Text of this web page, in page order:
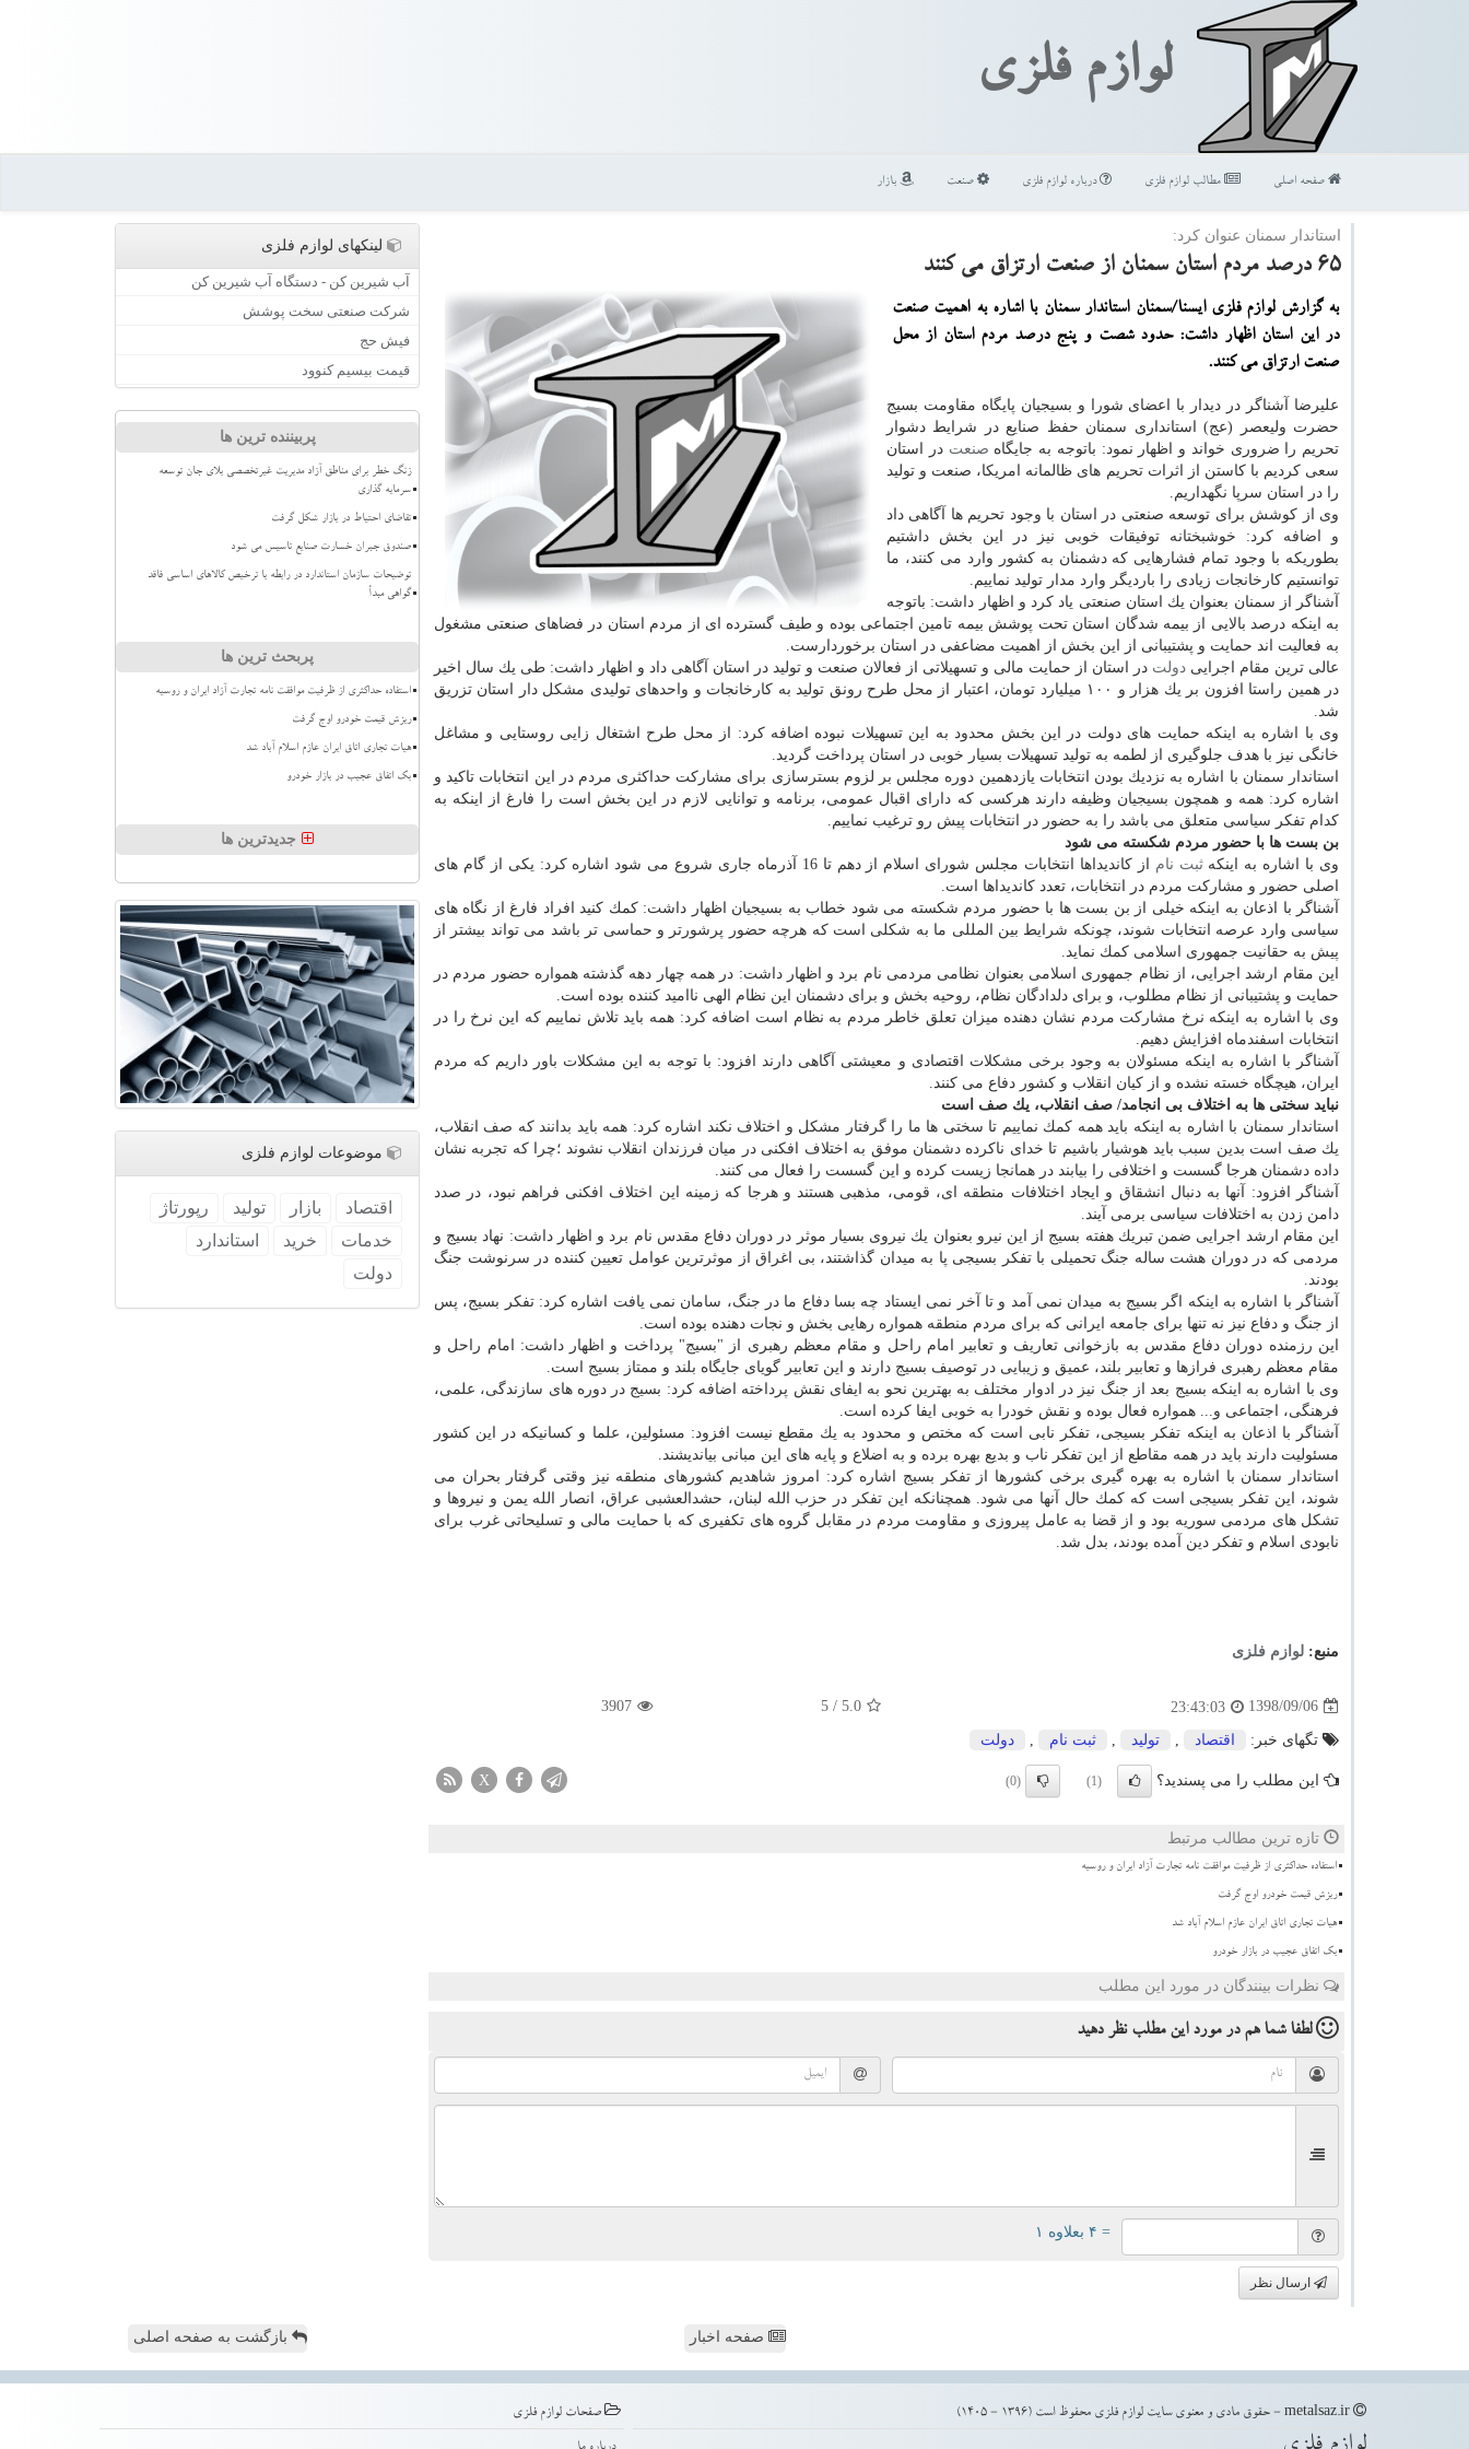
لوازم فلزی
صفحه اصلی مطالب لوازم فلزی درباره لوازم فلزی صنعت بازار
استاندار سمنان عنوان كرد:
65 درصد مردم استان سمنان از صنعت ارتزاق می كنند
به گزارش لوازم فلزی ایسنا/سمنان استاندار سمنان با اشاره به اهمیت صنعت
در این استان اظهار داشت: حدود شصت و پنج درصد مردم استان از محل
صنعت ارتزاق می كنند.
علیرضا آشناگر در دیدار با اعضای شورا و بسیجیان پایگاه مقاومت بسیج
حضرت ولیعصر (عج) استانداری سمنان حفظ صنایع در شرایط دشوار
تحریم را ضروری خواند و اظهار نمود: باتوجه به جایگاه صنعت در استان
سعی كردیم با كاستن از اثرات تحریم های ظالمانه امریكا، صنعت و تولید
را در استان سرپا نگهداریم.
وی از كوشش برای توسعه صنعتی در استان با وجود تحریم ها آگاهی داد
و اضافه كرد: خوشبختانه توفیقات خوبی نیز در این بخش داشتیم
بطوریكه با وجود تمام فشارهایی كه دشمنان به كشور وارد می كنند، ما
توانستیم كارخانجات زیادی را باردیگر وارد مدار تولید نماییم.
آشناگر از سمنان بعنوان یك استان صنعتی یاد كرد و اظهار داشت: باتوجه
به اینكه درصد بالایی از بیمه شدگان استان تحت پوشش بیمه تامین اجتماعی بوده و طیف گسترده ای از مردم استان در فضاهای صنعتی مشغول
به فعالیت اند حمایت و پشتیبانی از این بخش از اهمیت مضاعفی در استان برخوردارست.
عالی ترین مقام اجرایی دولت در استان از حمایت مالی و تسهیلاتی از فعالان صنعت و تولید در استان آگاهی داد و اظهار داشت: طی یك سال اخیر
در همین راستا افزون بر یك هزار و ۱۰۰ میلیارد تومان، اعتبار از محل طرح رونق تولید به كارخانجات و واحدهای تولیدی مشكل دار استان تزریق
شد.
وی با اشاره به اینكه حمایت های دولت در این بخش محدود به این تسهیلات نبوده اضافه كرد: از محل طرح اشتغال زایی روستایی و مشاغل
خانگی نیز با هدف جلوگیری از لطمه به تولید تسهیلات بسیار خوبی در استان پرداخت گردید.
استاندار سمنان با اشاره به نزدیك بودن انتخابات یازدهمین دوره مجلس بر لزوم بسترسازی برای مشاركت حداكثری مردم در این انتخابات تاكید و
اشاره كرد: همه و همچون بسیجیان وظیفه دارند هركسی كه دارای اقبال عمومی، برنامه و توانایی لازم در این بخش است را فارغ از اینكه به
كدام تفكر سیاسی متعلق می باشد را به حضور در انتخابات پیش رو ترغیب نماییم.
بن بست ها با حضور مردم شكسته می شود
وی با اشاره به اینكهثبت نام
از كاندیداها انتخابات مجلس شورای اسلام از دهم تا 16 آذرماه جاری شروع می شود اشاره كرد: یكی از گام های
اصلی حضور و مشاركت مردم در انتخابات، تعدد كاندیداها است.
آشناگر با اذعان به اینكه خیلی از بن بست ها با حضور مردم شكسته می شود خطاب به بسیجیان اظهار داشت: كمك كنید افراد فارغ از نگاه های
سیاسی وارد عرصه انتخابات شوند، چونكه شرایط بین المللی ما به شكلی است كه هرچه حضور پرشورتر و حماسی تر باشد می تواند بیشتر از
پیش به حقانیت جمهوری اسلامی كمك نماید.
این مقام ارشد اجرایی، از نظام جمهوری اسلامی بعنوان نظامی مردمی نام برد و اظهار داشت: در همه چهار دهه گذشته همواره حضور مردم در
حمایت و پشتیبانی از نظام مطلوب، و برای دلدادگان نظام، روحیه بخش و برای دشمنان این نظام الهی ناامید كننده بوده است.
وی با اشاره به اینكه نرخ مشاركت مردم نشان دهنده میزان تعلق خاطر مردم به نظام است اضافه كرد: همه باید تلاش نماییم كه این نرخ را در
انتخابات اسفندماه افزایش دهیم.
آشناگر با اشاره به اینكه مسئولان به وجود برخی مشكلات اقتصادی و معیشتی آگاهی دارند افزود: با توجه به این مشكلات باور داریم كه مردم
ایران، هیچگاه خسته نشده و از كیان انقلاب و كشور دفاع می كنند.
نباید سختی ها به اختلاف بی انجامد/ صف انقلاب، یك صف است
استاندار سمنان با اشاره به اینكه باید همه كمك نماییم تا سختی ها ما را گرفتار مشكل و اختلاف نكند اشاره كرد: همه باید بدانند كه صف انقلاب،
یك صف است بدین سبب باید هوشیار باشیم تا خدای ناكرده دشمنان موفق به اختلاف افكنی در میان فرزندان انقلاب نشوند ؛چرا كه تجربه نشان
داده دشمنان هرجا گسست و اختلافی را بیابند در همانجا زیست كرده و این گسست را فعال می كنند.
آشناگر افزود: آنها به دنبال انشقاق و ایجاد اختلافات منطقه ای، قومی، مذهبی هستند و هرجا كه زمینه این اختلاف افكنی فراهم نبود، در صدد
دامن زدن به اختلافات سیاسی برمی آیند.
این مقام ارشد اجرایی ضمن تبریك هفته بسیج از این نیرو بعنوان یك نیروی بسیار موثر در دوران دفاع مقدس نام برد و اظهار داشت: نهاد بسیج و
مردمی كه در دوران هشت ساله جنگ تحمیلی با تفكر بسیجی پا به میدان گذاشتند، بی اغراق از موثرترین عوامل تعیین كننده در سرنوشت جنگ
بودند.
آشناگر با اشاره به اینكه اگر بسیج به میدان نمی آمد و تا آخر نمی ایستاد چه بسا دفاع ما در جنگ، سامان نمی یافت اشاره كرد: تفكر بسیج، پس
از جنگ و دفاع نیز نه تنها برای جامعه ایرانی كه برای مردم منطقه همواره رهایی بخش و نجات دهنده بوده است.
این رزمنده دوران دفاع مقدس به بازخوانی تعاریف و تعابیر امام راحل و مقام معظم رهبری از "بسیج" پرداخت و اظهار داشت: امام راحل و
مقام معظم رهبری فرازها و تعابیر بلند، عمیق و زیبایی در توصیف بسیج دارند و این تعابیر گویای جایگاه بلند و ممتاز بسیج است.
وی با اشاره به اینكه بسیج بعد از جنگ نیز در ادوار مختلف به بهترین نحو به ایفای نقش پرداخته اضافه كرد: بسیج در دوره های سازندگی، علمی،
فرهنگی، اجتماعی و... همواره فعال بوده و نقش خودرا به خوبی ایفا كرده است.
آشناگر با اذعان به اینكه تفكر بسیجی، تفكر نابی است كه مختص و محدود به یك مقطع نیست افزود: مسئولین، علما و كسانیكه در این كشور
مسئولیت دارند باید در همه مقاطع از این تفكر ناب و بدیع بهره برده و به اضلاع و پایه های این مبانی بیاندیشند.
استاندار سمنان با اشاره به بهره گیری برخی كشورها از تفكر بسیج اشاره كرد: امروز شاهدیم كشورهای منطقه نیز وقتی گرفتار بحران می
شوند، این تفكر بسیجی است كه كمك حال آنها می شود. همچنانكه این تفكر در حزب الله لبنان، حشدالعشبی عراق، انصار الله یمن و نیروها و
تشكل های مردمی سوریه بود و از قضا به عامل پیروزی و مقاومت مردم در مقابل گروه های تكفیری كه با حمایت مالی و تسلیحاتی غرب برای
نابودی اسلام و تفكر دین آمده بودند، بدل شد.
منبع: لوازم فلزی
1398/09/06
23:43:03
5.0
/ 5
3907
تگهای خبر: اقتصاد تولید ثبت نام دولت
این مطلب را می پسندید؟ (1)
(0)
X
تازه ترین مطالب مرتبط
استفاده حداکثری از ظرفیت موافقت نامه تجارت آزاد ایران و روسیه
ریزش قیمت خودرو اوج گرفت
هیات تجاری اتاق ایران عازم اسلام آباد شد
بک اتفاق عجیب در بازار خودرو
نظرات بینندگان در مورد این مطلب
لطفا شما همدر مورد این مطلب نظر دهید
= ۴ بعلاوه ۱
ارسال نظر
لینکهای لوازم فلزی
آب شیرین کن - دستگاه آب شیرین کن
شرکت صنعتی سخت پوشش
فیش حج
قیمت بیسیم کنوود
پربیننده ترین ها
زنگ خطر برای مناطق آزاد مدیریت غیرتخصصی بلای جان توسعه
سرمایه گذاری
تقاضای احتیاط در بازار شکل گرفت
صندوق جبران خسارت صنایع تاسیس می شود
توضیحات سازمان استاندارد در رابطه با ترخیص کالاهای اساسی فاقد
گواهی مبدأ
پربحث ترین ها
استفاده حداکثری از ظرفیت موافقت نامه تجارت آزاد ایران و روسیه
ریزش قیمت خودرو اوج گرفت
هیات تجاری اتاق ایران عازم اسلام آباد شد
بک اتفاق عجیب در بازار خودرو
جدیدترین ها
موضوعات لوازم فلزی
اقتصاد بازار تولید
رپورتاژ
خدمات
خرید
استاندارد
دولت
صفحه اخبار بازگشت به صفحه اصلی
صفحات لوازم فلزی